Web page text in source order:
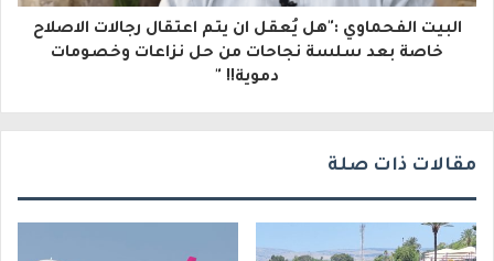
البيت الفحماوي :"هل يُعقل ان يتم اعتقال رجالات الاصلاح
خاصة بعد سلسة نجاحات من حل نزاعات وخصومات
دموية!! "
مقالات ذات صلة